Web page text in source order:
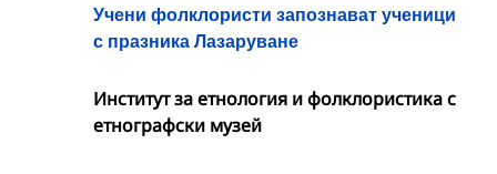
Учени фолклористи запознават ученици
с празника Лазаруване
Институт за етнология и фолклористика с
етнографски музей